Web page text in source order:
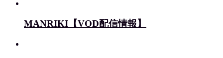
MANRIKI【VOD配信情報】